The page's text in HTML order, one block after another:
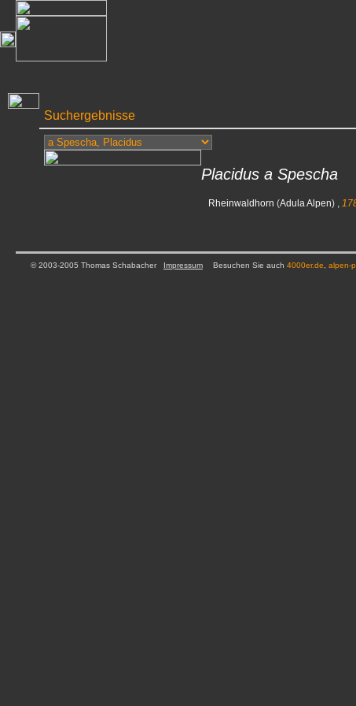
Suchergebnisse
Placidus a Spescha
Rheinwaldhorn (Adula Alpen) ,
© 2003-2005 Thomas Schabacher Impressum Besuchen Sie auch 4000er.de alpen-